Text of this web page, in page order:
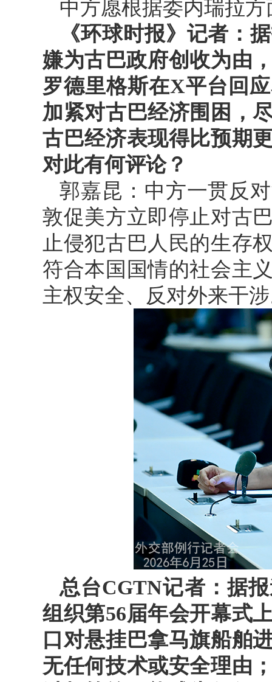
中方愿根据委内瑞拉
《环球时报》记者：
嫌为古巴政府创收为由
罗德里格斯在X平台回
加紧对古巴经济围困，
古巴经济表现得比预期
对此有何评论？
郭嘉昆：中方一贯反
敦促美方立即停止对古
止侵犯古巴人民的生存
符合本国国情的社会主
主权安全、反对外来干
总台CGTN记者：据
组织第56届年会开幕式
口对悬挂巴拿马旗船舶
无任何技术或安全理由